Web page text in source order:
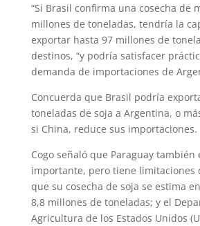
“Si Brasil confirma una cosecha de
millones de toneladas, tendría la
exportar hasta 97 millones de
destinos, “y podría satisfacer
demanda de importaciones de
Concuerda que Brasil podría
toneladas de soja a Argentina, o
si China, reduce sus importaciones.
Cogo señaló que Paraguay
importante, pero tiene limitaciones
que su cosecha de soja se estima
8,8 millones de toneladas; y el
Agricultura de los Estados Unidos